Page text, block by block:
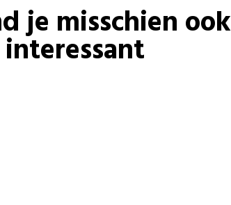
je misschien ook
interessant